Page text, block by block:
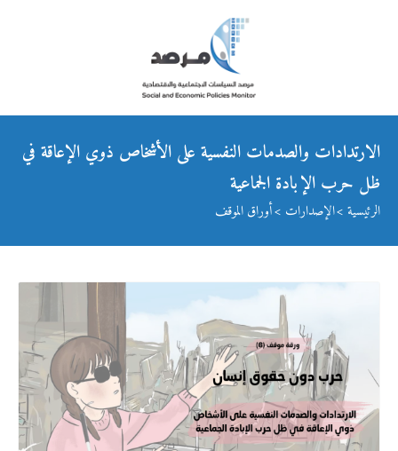
الارتدادات والصدمات النفسية على الأشخاص ذوي الإعاقة في
ظل حرب الإبادة الجماعية
الرئيسية الإصدارات أوراق الموقف